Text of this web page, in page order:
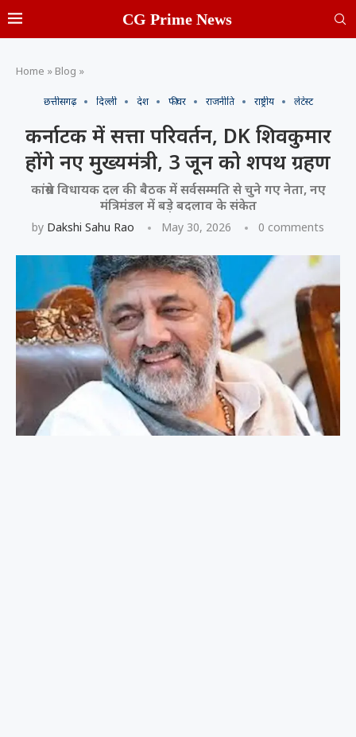
CG Prime News
Home » Blog »
छत्तीसगढ़ दिल्ली देश फीचर राजनीति राष्ट्रीय लेटेस्ट
कर्नाटक में सत्ता परिवर्तन, DK शिवकुमार
होंगे नए मुख्यमंत्री, 3 जून को शपथ ग्रहण
कांग्रेस विधायक दल की बैठक में सर्वसम्मति से चुने गए नेता, नए
मंत्रिमंडल में बड़े बदलाव के संकेत
by Dakshi Sahu Rao May 30, 2026 0 comments